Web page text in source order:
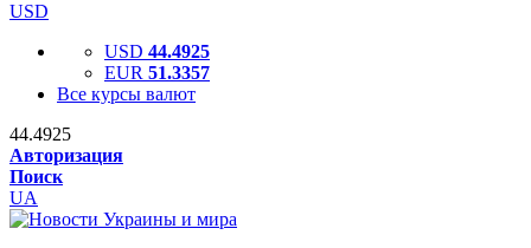
USD
USD 44.4925
EUR 51.3357
Все курсы валют
44.4925
Авторизация
Поиск
UA